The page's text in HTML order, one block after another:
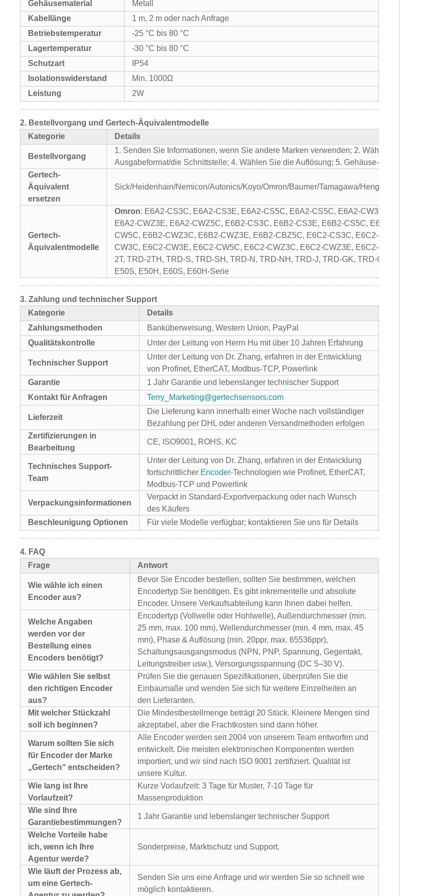
Gehäusematerial
Metall
Kabellänge
1 m, 2 m oder nach Anfrage
Betriebstemperatur
-25 °C bis 80 °C
Lagertemperatur
-30 °C bis 80 °C
Schutzart
IP54
Isolationswiderstand
Min. 1000Ω
Leistung
2W
2. Bestellvorgang und Gertech-Äquivalentmodelle
Kategorie
Details
Bestellvorgang
1. Senden Sie Informationen, wenn Sie andere Marken verwenden; 2. Wählen Sie den
Ausgabeformat/die Schnittstelle; 4. Wählen Sie die Auflösung; 5. Gehäuse- und
Gertech-
Äquivalent
ersetzen
Sick/Heidenhain/Nemicon/Autonics/Koyo/Omron/Baumer/Tamagawa/Hengstler/Trelectronic/
Gertech-
Äquivalentmodelle
Omron: E6A2-CS3C, E6A2-CS3E, E6A2-CS5C, E6A2-CS5C, E6A2-CW3C, E6A2-CW3E,
E6A2-CWZ3E, E6A2-CWZ5C, E6B2-CS3C, E6B2-CS3E, E6B2-CS5C, E6A2-CS5C, E6B2-
CW5C, E6B2-CWZ3C, E6B2-CWZ3E, E6B2-CBZ5C, E6C2-CS3C, E6C2-CS3E, E6C2-
CW3C, E6C2-CW3E, E6C2-CW5C, E6C2-CWZ3C, E6C2-CWZ3E, E6C2-CBZ5C;
2T, TRD-2TH, TRD-S, TRD-SH, TRD-N, TRD-NH, TRD-J, TRD-GK, TRD-CH-Serie;
E50S, E50H, E60S, E60H-Serie
3. Zahlung und technischer Support
Kategorie
Details
Zahlungsmethoden
Banküberweisung, Western Union, PayPal
Qualitätskontrolle
Unter der Leitung von Herrn Hu mit über 10 Jahren Erfahrung
Technischer Support
Unter der Leitung von Dr. Zhang, erfahren in der Entwicklung
von Profinet, EtherCAT, Modbus-TCP, Powerlink
Garantie
1 Jahr Garantie und lebenslanger technischer Support
Kontakt für Anfragen
Terry_Marketing@gertechsensors.com
Lieferzeit
Die Lieferung kann innerhalb einer Woche nach vollständiger
Bezahlung per DHL oder anderen Versandmethoden erfolgen
Zertifizierungen in
Bearbeitung
CE, ISO9001, ROHS, KC
Technisches Support-
Team
Unter der Leitung von Dr. Zhang, erfahren in der Entwicklung
fortschrittlicher Encoder-Technologien wie Profinet, EtherCAT,
Modbus-TCP und Powerlink
Verpackungsinformationen
Verpackt in Standard-Exportverpackung oder nach Wunsch
des Käufers
Beschleunigung Optionen
Für viele Modelle verfügbar; kontaktieren Sie uns für Details
4. FAQ
Frage
Antwort
Wie wähle ich einen
Encoder aus?
Bevor Sie Encoder bestellen, sollten Sie bestimmen, welchen
Encodertyp Sie benötigen. Es gibt inkrementelle und absolute
Encoder. Unsere Verkaufsabteilung kann Ihnen dabei helfen.
Welche Angaben
werden vor der
Bestellung eines
Encoders benötigt?
Encodertyp (Vollwelle oder Hohlwelle), Außendurchmesser (min.
25 mm, max. 100 mm), Wellendurchmesser (min. 4 mm, max. 45
mm), Phase & Auflösung (min. 20ppr, max. 65536ppr),
Schaltungsausgangsmodus (NPN, PNP, Spannung, Gegentakt,
Leitungstreiber usw.), Versorgungsspannung (DC 5–30 V).
Wie wählen Sie selbst
den richtigen Encoder
aus?
Prüfen Sie die genauen Spezifikationen, überprüfen Sie die
Einbaumaße und wenden Sie sich für weitere Einzelheiten an
den Lieferanten.
Mit welcher Stückzahl
soll ich beginnen?
Die Mindestbestellmenge beträgt 20 Stück. Kleinere Mengen sind
akzeptabel, aber die Frachtkosten sind dann höher.
Warum sollten Sie sich
für Encoder der Marke
„Gertech“ entscheiden?
Alle Encoder werden seit 2004 von unserem Team entworfen und
entwickelt. Die meisten elektronischen Komponenten werden
importiert, und wir sind nach ISO 9001 zertifiziert. Qualität ist
unsere Kultur.
Wie lang ist Ihre
Vorlaufzeit?
Kurze Vorlaufzeit: 3 Tage für Muster, 7-10 Tage für
Massenproduktion
Wie sind Ihre
Garantiebestimmungen?
1 Jahr Garantie und lebenslanger technischer Support
Welche Vorteile habe
ich, wenn ich Ihre
Agentur werde?
Sonderpreise, Marktschutz und Support.
Wie läuft der Prozess ab,
um eine Gertech-
Senden Sie uns eine Anfrage und wir werden Sie so schnell wie
möglich kontaktieren.